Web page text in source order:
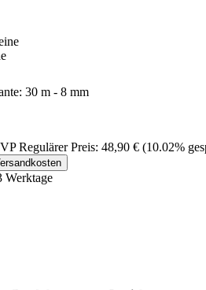
30 m - 8 mm
Regulärer Preis: 48,90 € (10.02%
Werktage